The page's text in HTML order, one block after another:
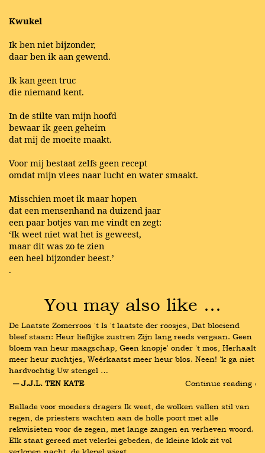
Kwukel
Ik ben niet bijzonder,
daar ben ik aan gewend.
Ik kan geen truc
die niemand kent.
In de stilte van mijn hoofd
bewaar ik geen geheim
dat mij de moeite maakt.
Voor mij bestaat zelfs geen recept
omdat mijn vlees naar lucht en water smaakt.
Misschien moet ik maar hopen
dat een mensenhand na duizend jaar
een paar botjes van me vindt en zegt:
‘Ik weet niet wat het is geweest,
maar dit was zo te zien
een heel bijzonder beest.’
.
You may also like …
De Laatste Zomerroos 't Is 't laatste der roosjes, Dat bloeiend
bleef staan: Heur lieflijke zustren Zijn lang reeds vergaan. Geen
bloem van heur maagschap, Geen knopje' onder 't mos, Herhaalt
meer heur zuchtjes, Weêrkaatst meer heur blos. Neen! 'k ga niet
hardvochtig Uw stengel …
― J.J.L. TEN KATE
Continue reading ›
Ballade voor moeders dragers Ik weet, de wolken vallen stil van
regen, de priesters wachten aan de holle poort met alle
rekwisieten voor de zegen, met lange zangen en verheven woord.
Elk staat gereed met velerlei gebeden, de kleine klok zit vol